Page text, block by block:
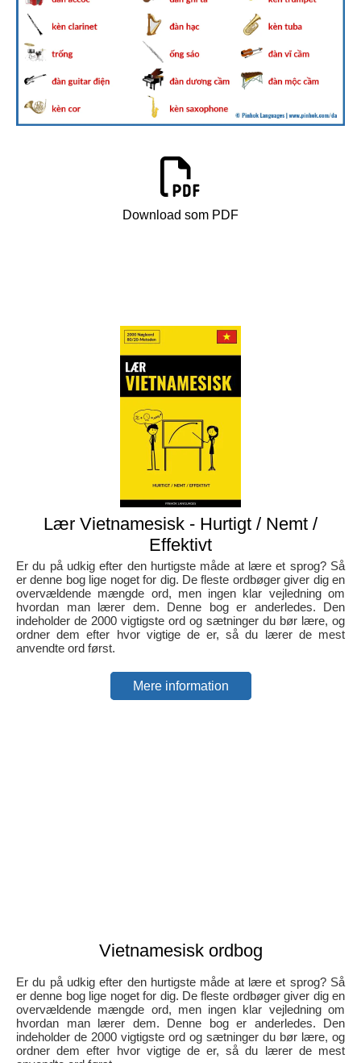
Download som PDF
Lær Vietnamesisk - Hurtigt / Nemt /
Effektivt
Er du på udkig efter den hurtigste måde at lære et sprog? Så
er denne bog lige noget for dig. De fleste ordbøger giver dig en
overvældende mængde ord, men ingen klar vejledning om
hvordan man lærer dem. Denne bog er anderledes. Den
indeholder de 2000 vigtigste ord og sætninger du bør lære, og
ordner dem efter hvor vigtige de er, så du lærer de mest
anvendte ord først.
Mere information
Vietnamesisk ordbog
Er du på udkig efter den hurtigste måde at lære et sprog? Så
er denne bog lige noget for dig. De fleste ordbøger giver dig en
overvældende mængde ord, men ingen klar vejledning om
hvordan man lærer dem. Denne bog er anderledes. Den
indeholder de 2000 vigtigste ord og sætninger du bør lære, og
ordner dem efter hvor vigtige de er, så du lærer de mest